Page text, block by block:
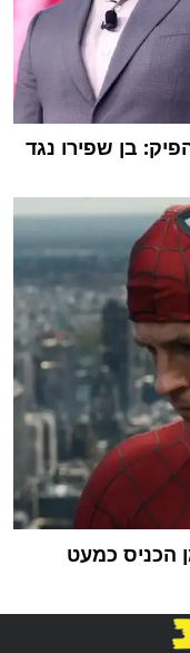
בן שפירו נגד
הכניס כמעט